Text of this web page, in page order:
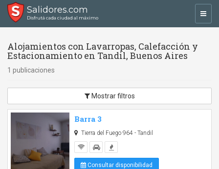
Salidores.com
Disfrutá cada ciudad al máximo
Alojamientos con Lavarropas, Calefacción y
Estacionamiento en Tandil, Buenos Aires
1 publicaciones
Mostrar filtros
Barra 3
Tierra del Fuego 964 - Tandil
Consultar disponibilidad